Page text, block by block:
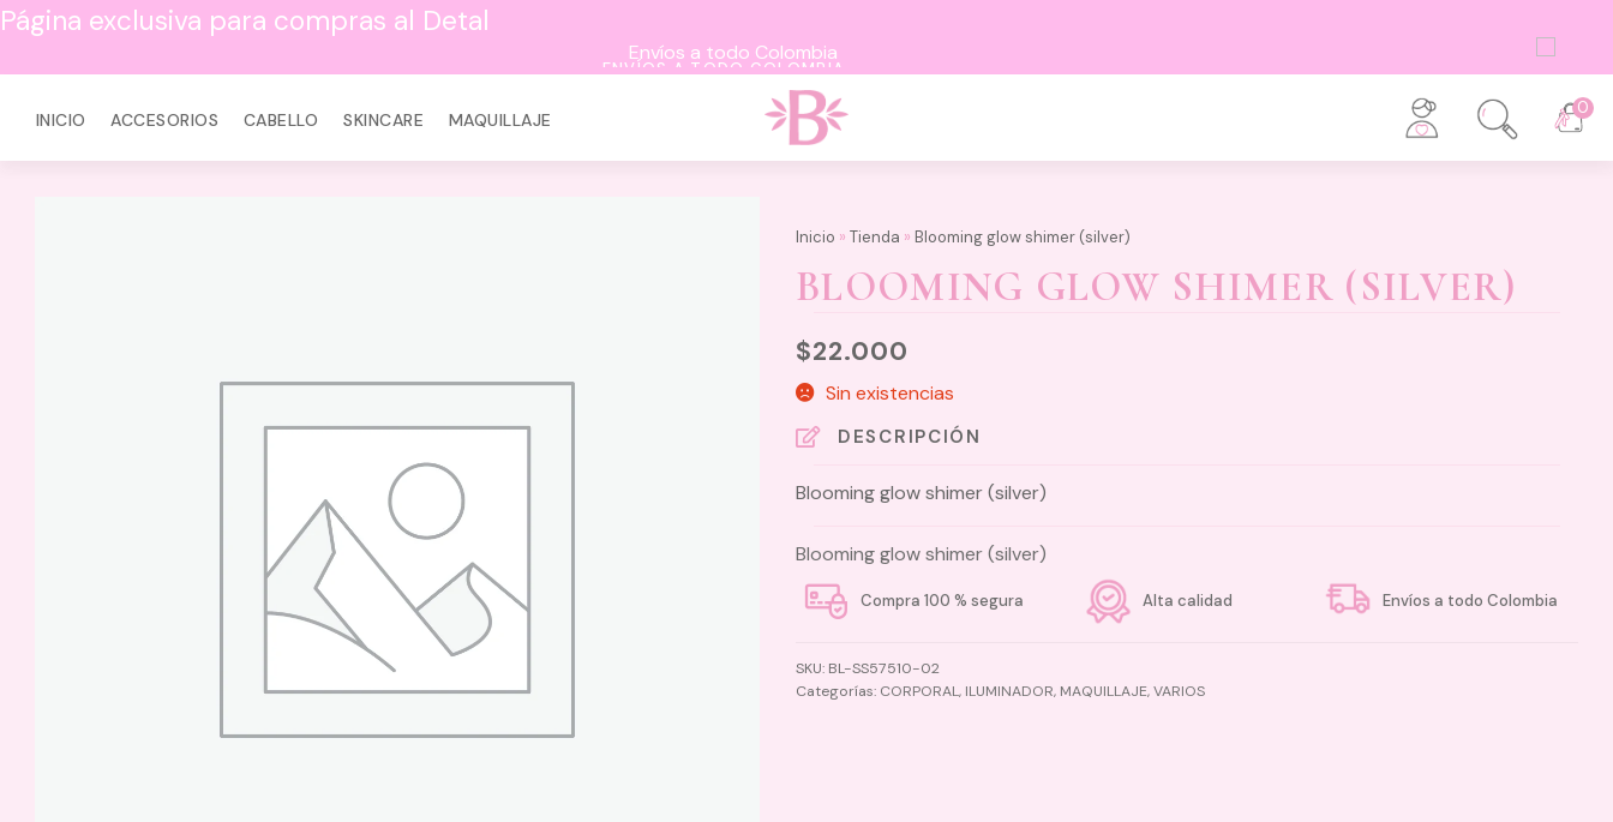
Página exclusiva para compras al Detal
ENVÍOS A TODO COLOMBIA
INICIO ACCESORIOS CABELLO SKINCARE MAQUILLAJE
0
Inicio » Tienda » Blooming glow shimer (silver)
BLOOMING GLOW SHIMER (SILVER)
$22.000
Sin existencias
DESCRIPCIÓN
Blooming glow shimer (silver)
Blooming glow shimer (silver)
Compra 100 % segura Alta calidad Envíos a todo Colombia
SKU: BL-SS57510-02
Categorías: CORPORAL, ILUMINADOR, MAQUILLAJE,VARIOS